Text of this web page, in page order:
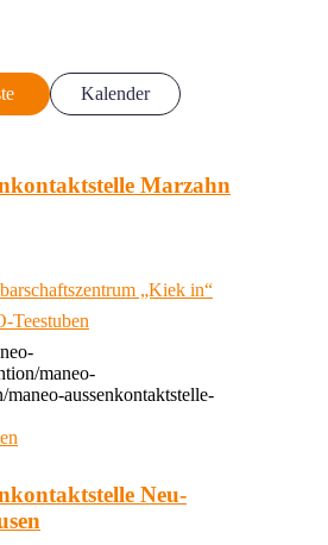
Kalender
Marzahn
„Kiek in“
Teestuben
maneo-
maneo-aussenkontaktstelle-
Neu-